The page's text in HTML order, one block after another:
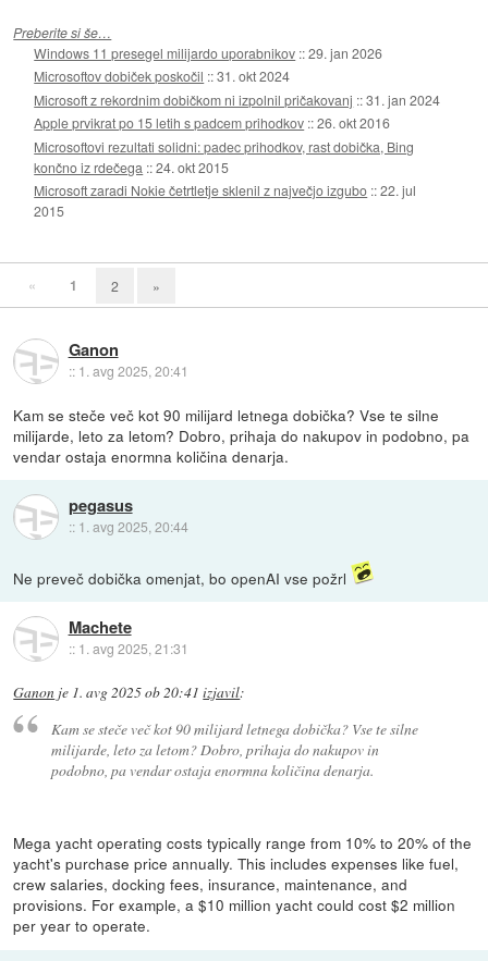
Preberite si še…
Windows 11 presegel milijardo uporabnikov ::29. jan 2026
Microsoftov dobiček poskočil ::31. okt 2024
Microsoft z rekordnim dobičkom ni izpolnil pričakovanj ::31. jan 2024
Apple prvikrat po 15 letih s padcem prihodkov ::26. okt 2016
Microsoftovi rezultati solidni: padec prihodkov, rast dobička, Bing
končno iz rdečega ::24. okt 2015
Microsoft zaradi Nokie četrtletje sklenil z največjo izgubo ::22. jul
2015
« 1 2 »
Ganon
:: 1. avg 2025, 20:41
Kam se steče več kot 90 milijard letnega dobička? Vse te silne
milijarde, leto za letom? Dobro, prihaja do nakupov in podobno, pa
vendar ostaja enormna količina denarja.
pegasus
:: 1. avg 2025, 20:44
Ne preveč dobička omenjat, bo openAI vse požrl
Machete
:: 1. avg 2025, 21:31
Ganon je 1. avg 2025 ob 20:41 izjavil:
Kam se steče več kot 90 milijard letnega dobička? Vse te silne
milijarde, leto za letom? Dobro, prihaja do nakupov in
podobno, pa vendar ostaja enormna količina denarja.
Mega yacht operating costs typically range from 10% to 20% of the
yacht's purchase price annually. This includes expenses like fuel,
crew salaries, docking fees, insurance, maintenance, and
provisions. For example, a $10 million yacht could cost $2 million
per year to operate.